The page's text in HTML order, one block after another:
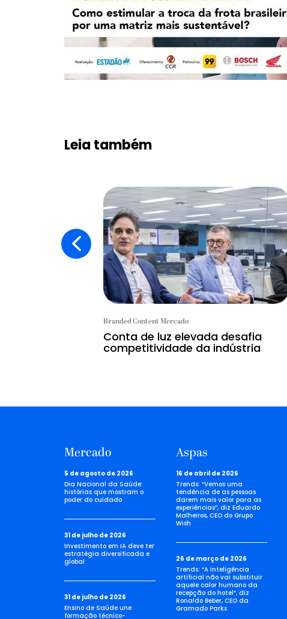
Leia também
Branded Content Mercado
Conta de luz elevada desafia
competitividade da indústria
Mercado
5 de agosto de 2026
Dia Nacional da Saúde:
histórias que mostram o
poder do cuidado
31 de julho de 2026
Investimento em IA deve ter
estratégia diversificada e
global
31 de julho de 2026
Ensino de Saúde une
formação técnico-
Aspas
16 de abril de 2026
Trends: “Vemos uma
tendência de as pessoas
darem mais valor para as
experiências”, diz Eduardo
Malheiros, CEO do Grupo
Wish
26 de março de 2026
Trends: “A inteligência
artificial não vai substituir
aquele calor humano da
recepção do hotel”, diz
Ronaldo Beber, CEO da
Gramado Parks